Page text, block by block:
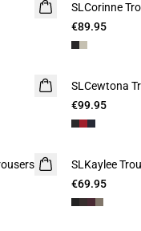
SLCorinne
€89.95
SLCewtona
€99.95
SLKaylee
€69.95